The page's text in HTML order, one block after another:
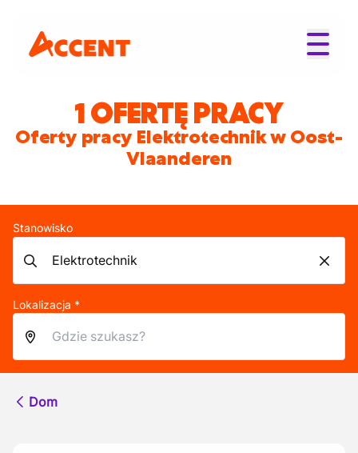
1 OFERTĘ PRACY
Oferty pracy Elektrotechnik w Oost-
Vlaanderen
Stanowisko
Lokalizacja *
Dom